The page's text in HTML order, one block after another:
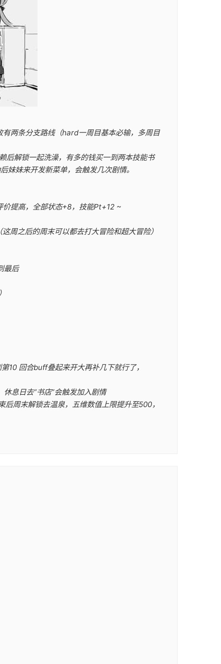
两条分支路线（hard一周目基本必输，多周目
后解锁一起洗澡，有多的钱买一到两本技能书
妹妹来开发新菜单，会触发几次剧情。
提高，全部状态+8，技能Pt+12 ~
周之后的周末可以都去打大冒险和超大冒险）
最后
10 回合buff叠起来开大再补几下就行了，
息日去“书店”会触发加入剧情
周末解锁去温泉，五维数值上限提升至500，